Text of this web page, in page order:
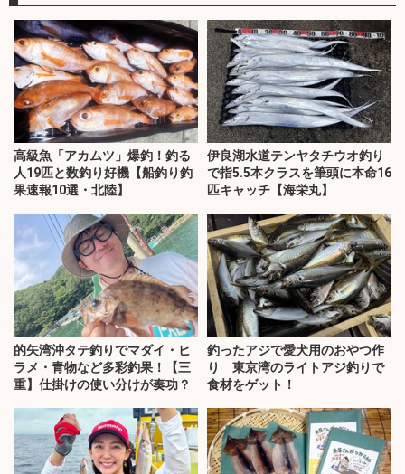
高級魚「アカムツ」爆釣！釣る
人19匹と数釣り好機【船釣り釣
果速報10選・北陸】
伊良湖水道テンヤタチウオ釣り
で指5.5本クラスを筆頭に本命16
匹キャッチ【海栄丸】
的矢湾沖タテ釣りでマダイ・ヒ
ラメ・青物など多彩釣果！【三
重】仕掛けの使い分けが奏功？
釣ったアジで愛犬用のおやつ作
り 東京湾のライトアジ釣りで
食材をゲット！